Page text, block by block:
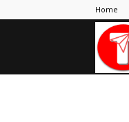
Home